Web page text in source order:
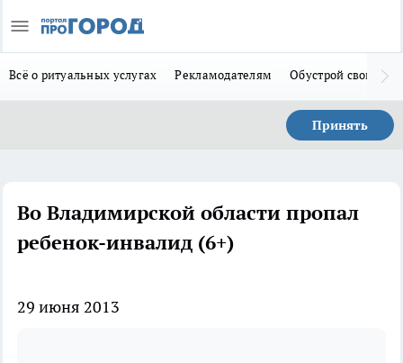
Всё о ритуальных услугах Рекламодателям Обустрой свой дом
Принять
Во Владимирской области пропал
ребенок-инвалид (6+)
29 июня 2013